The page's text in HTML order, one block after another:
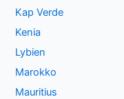
Kap Verde
Kenia
Lybien
Marokko
Mauritius